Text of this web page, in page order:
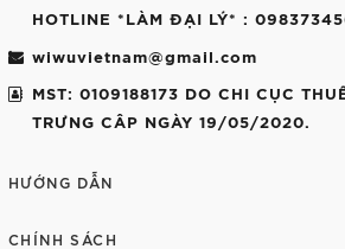
HOTLINE *LÀM ĐẠI LÝ* :
wiwuvietnam@gmail.com
MST: 0109188173 DO CHI CỤC
TRƯNG CÂP NGÀY 19/05/2020.
HƯỚNG DẪN
CHÍNH SÁCH